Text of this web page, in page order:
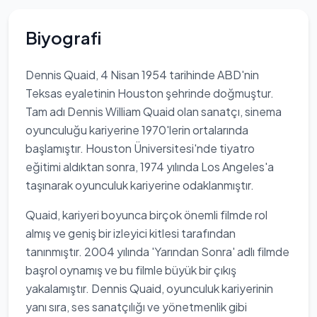
Biyografi
Dennis Quaid, 4 Nisan 1954 tarihinde ABD'nin
Teksas eyaletinin Houston şehrinde doğmuştur.
Tam adı Dennis William Quaid olan sanatçı, sinema
oyunculuğu kariyerine 1970'lerin ortalarında
başlamıştır. Houston Üniversitesi'nde tiyatro
eğitimi aldıktan sonra, 1974 yılında Los Angeles'a
taşınarak oyunculuk kariyerine odaklanmıştır.
Quaid, kariyeri boyunca birçok önemli filmde rol
almış ve geniş bir izleyici kitlesi tarafından
tanınmıştır. 2004 yılında 'Yarından Sonra' adlı filmde
başrol oynamış ve bu filmle büyük bir çıkış
yakalamıştır. Dennis Quaid, oyunculuk kariyerinin
yanı sıra, ses sanatçılığı ve yönetmenlik gibi